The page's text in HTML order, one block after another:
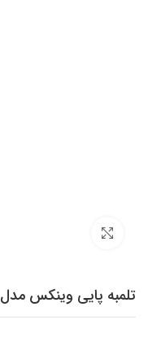
تلمبه پایی وینکس مدل EH2702